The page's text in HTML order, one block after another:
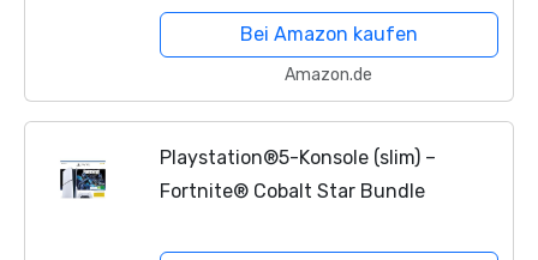
Bei Amazon kaufen
Amazon.de
Playstation®5-Konsole (slim) –
Fortnite® Cobalt Star Bundle